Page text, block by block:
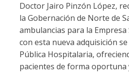
Doctor Jairo Pinzón López,
la Gobernación de Norte de
ambulancias para la Empresa
con esta nueva adquisición
Pública Hospitalaria,
pacientes de forma oportuna